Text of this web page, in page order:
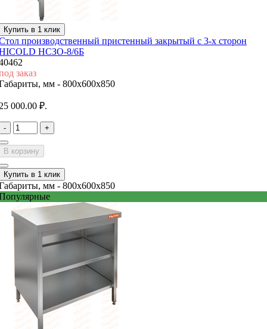
Купить в 1 клик
производственный пристенный закрытый с 3-х сторон
НСЗО-8/6Б
заказ
мм - 800x600x850
000.00 ₽.
- +
В корзину
Купить в 1 клик
мм - 800x600x850